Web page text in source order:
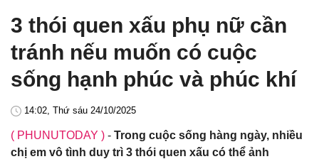
3 thói quen xấu phụ nữ cần
tránh nếu muốn có cuộc
sống hạnh phúc và phúc khí
14:02, Thứ sáu 24/10/2025
( PHUNUTODAY ) - Trong cuộc sống hàng ngày, nhiều
chị em vô tình duy trì 3 thói quen xấu có thể ảnh